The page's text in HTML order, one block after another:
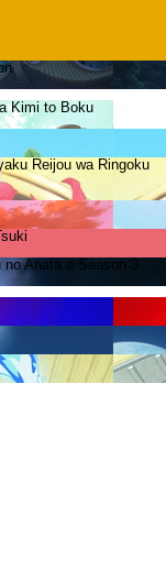
Kimi to Boku
Reijou wa Ringoku
Anata e Season 3